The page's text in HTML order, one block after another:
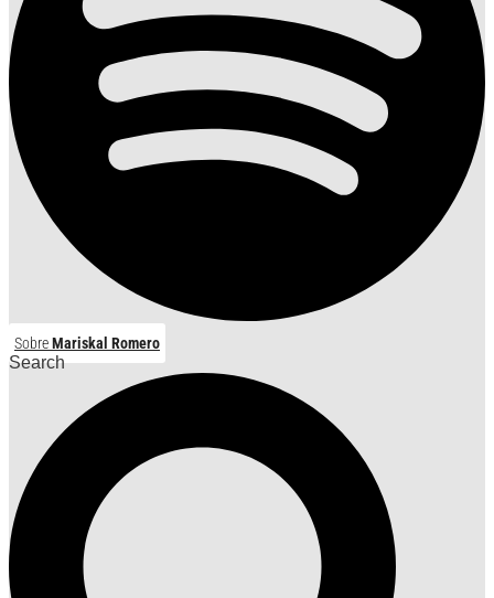
SobreMariskal Romero
Search